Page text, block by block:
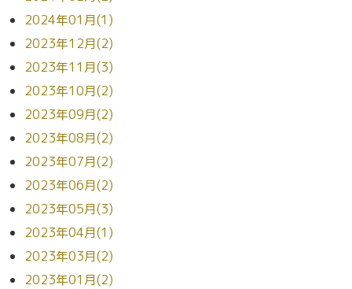
2024年01月(1)
2023年12月(2)
2023年11月(3)
2023年10月(2)
2023年09月(2)
2023年08月(2)
2023年07月(2)
2023年06月(2)
2023年05月(3)
2023年04月(1)
2023年03月(2)
2023年01月(2)